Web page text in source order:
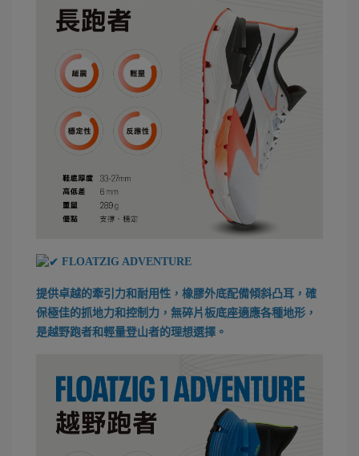
FLOATZIG ADVENTURE
提供卓越的牽引力和耐用性，橡膠外底配備傾斜凸耳，確
保極佳的抓地力和控制力，無碎片板底座適應各種地形，
是越野跑者和輕量登山者的理想選擇。